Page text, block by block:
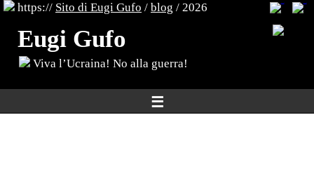
https:// Sito di Eugi Gufo / blog / 2026
Eugi Gufo
Viva l’Ucraina! No alla guerra!
☰